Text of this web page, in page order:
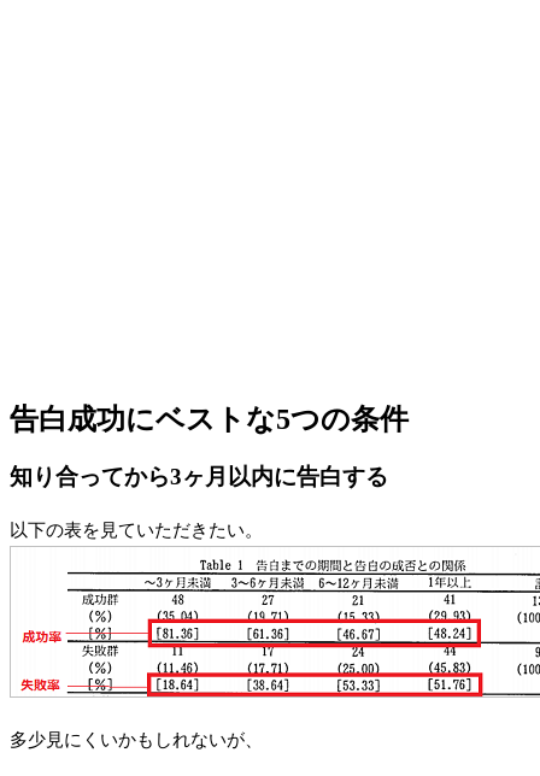
告白成功にベストな5つの条件
知り合ってから3ヶ月以内に告白する
以下の表を見ていただきたい。
多少見にくいかもしれないが、